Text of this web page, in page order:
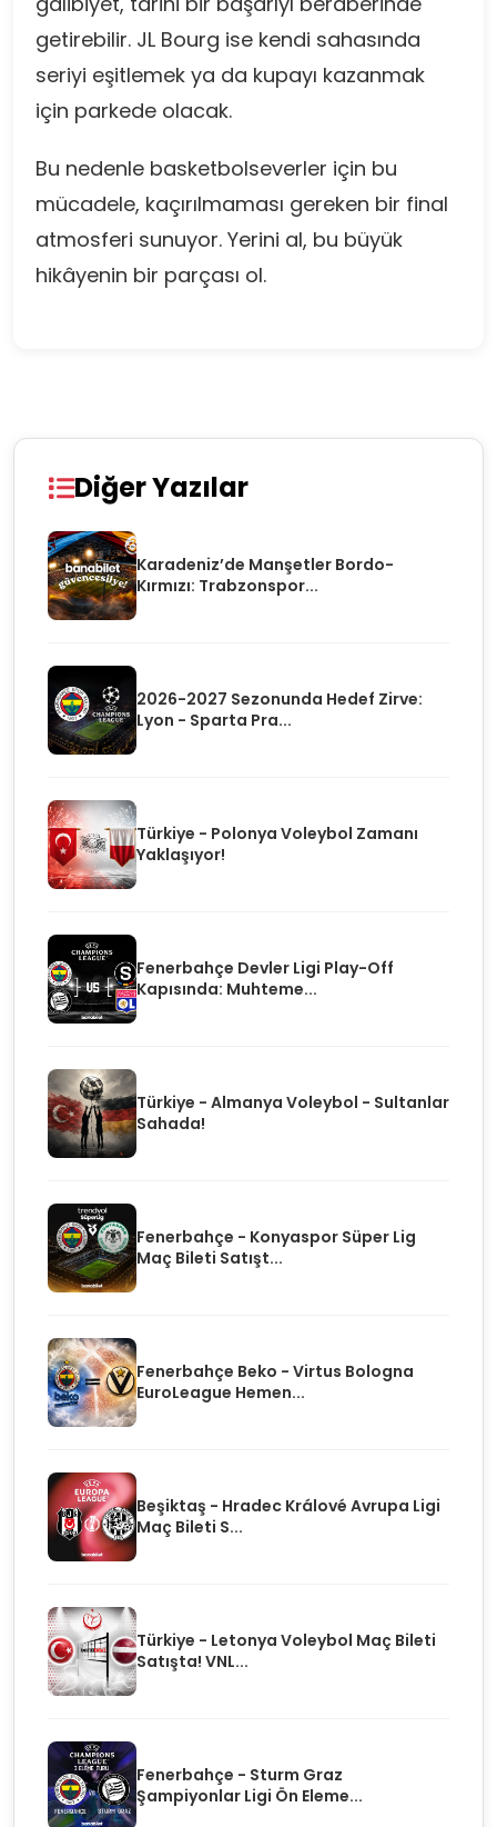
getirebilir. JL Bourg ise kendi sahasında
seriyi eşitlemek ya da kupayı kazanmak
için parkede olacak.
Bu nedenle basketbolseverler için bu
mücadele, kaçırılmaması gereken bir final
atmosferi sunuyor. Yerini al, bu büyük
hikâyenin bir parçası ol.
Diğer Yazılar
Karadeniz’de Manşetler Bordo-
Kırmızı: Trabzonspor...
2026-2027 Sezonunda Hedef Zirve:
Lyon - Sparta Pra...
Türkiye - Polonya Voleybol Zamanı
Yaklaşıyor!
Fenerbahçe Devler Ligi Play-Off
Kapısında: Muhteme...
Türkiye - Almanya Voleybol - Sultanlar
Sahada!
Fenerbahçe - Konyaspor Süper Lig
Maç Bileti Satışt...
Fenerbahçe Beko - Virtus Bologna
EuroLeague Hemen...
Beşiktaş - Hradec Králové Avrupa Ligi
Maç Bileti S...
Türkiye - Letonya Voleybol Maç Bileti
Satışta! VNL...
Fenerbahçe - Sturm Graz
Şampiyonlar Ligi Ön Eleme...